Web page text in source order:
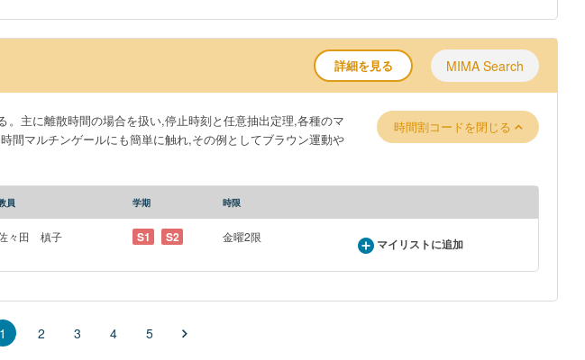
詳細を見る MIMA Search
主に離散時間の場合を扱い,停止時刻と任意抽出定理,各種のマ
間マルチンゲールにも簡単に触れ,その例としてブラウン運動や
時間割コードを閉じる
員 学期 時限
々田 槙子 S1 S2 金曜2限 マイリストに追加
1 2 3 4 5